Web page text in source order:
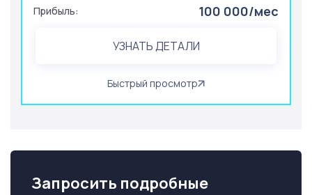
Прибыль: 100 000/мес
УЗНАТЬ ДЕТАЛИ
Быстрый просмотр
Запросить подробные